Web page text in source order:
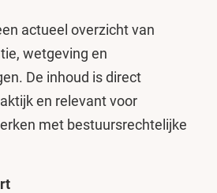
actueel overzicht van
wetgeving en
De inhoud is direct
en relevant voor
met bestuursrechtelijke